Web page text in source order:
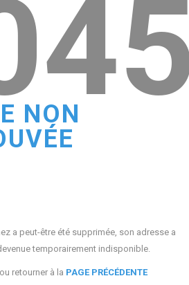
NON
a peut-être été supprimée, son adresse a
temporairement indisponible.
ou retourner à la PAGE PRÉCÉDENTE